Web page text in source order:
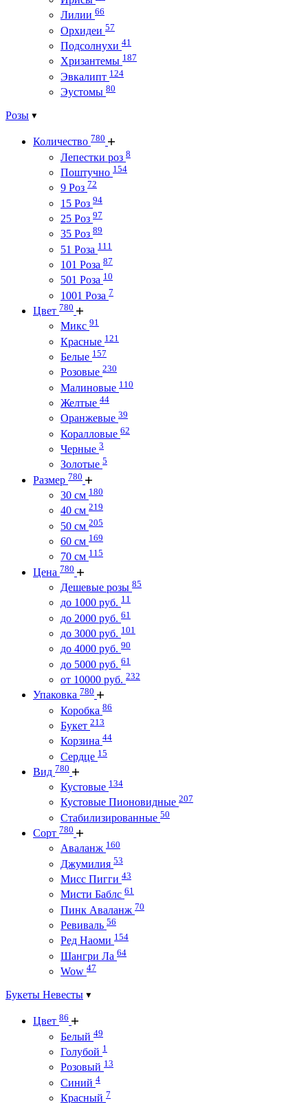
Лилии 66
Орхидеи 57
Подсолнухи 41
Хризантемы 187
Эвкалипт 124
Эустомы 80
Розы
Количество 780
Лепестки роз 8
Поштучно 154
9 Роз 72
15 Роз 94
25 Роз 97
35 Роз 89
51 Роза 111
101 Роза 87
501 Роза 10
1001 Роза 7
Цвет 780
Микс 91
Красные 121
Белые 157
Розовые 230
Малиновые 110
Желтые 44
Оранжевые 39
Коралловые 62
Черные 3
Золотые 5
Размер 780
30 см 180
40 см 219
50 см 205
60 см 169
70 см 115
Цена 780
Дешевые розы 85
до 1000 руб. 11
до 2000 руб. 61
до 3000 руб. 101
до 4000 руб. 90
до 5000 руб. 61
от 10000 руб. 232
Упаковка 780
Коробка 86
Букет 213
Корзина 44
Сердце 15
Вид 780
Кустовые 134
Кустовые Пионовидные 207
Стабилизированные 50
Сорт 780
Аваланж 160
Джумилия 53
Мисс Пигги 43
Мисти Баблс 61
Пинк Аваланж 70
Ревиваль 56
Ред Наоми 154
Шангри Ла 64
Wow 47
Букеты Невесты
Цвет 86
Белый 49
Голубой 1
Розовый 13
Синий 4
Красный 7